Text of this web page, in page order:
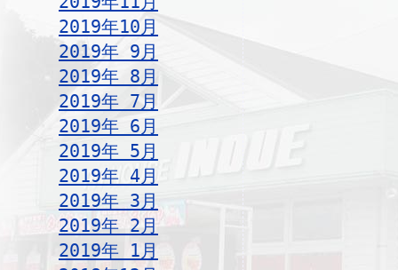
2019年10月
2019年 9月
2019年 8月
2019年 7月
2019年 6月
2019年 5月
2019年 4月
2019年 3月
2019年 2月
2019年 1月